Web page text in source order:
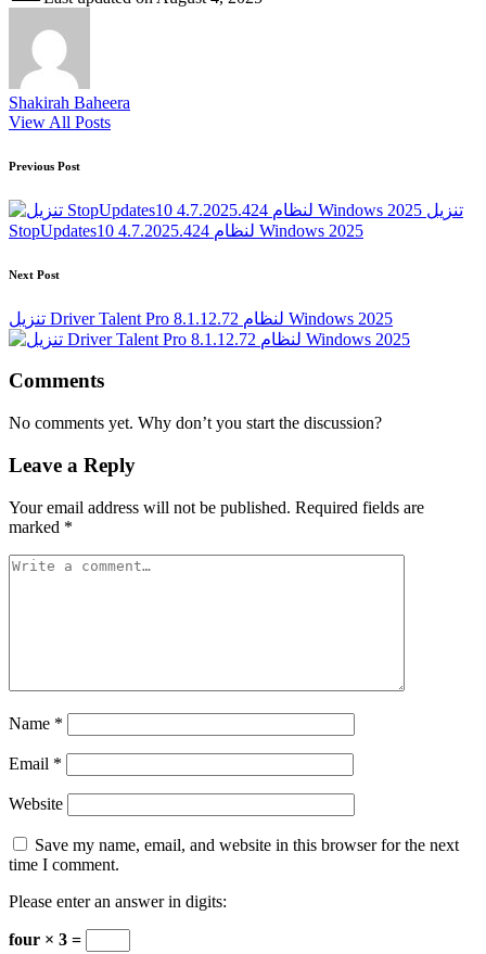
Shakirah Baheera
View All Posts
Post
navigation
Previous Post
تنزيل
StopUpdates10 4.7.2025.424 لنظام Windows 2025
Next Post
تنزيل Driver Talent Pro 8.1.12.72 لنظام Windows 2025
Comments
No comments yet. Why don’t you start the discussion?
Leave a Reply
Your email address will not be published. Required fields are
marked *
Name *
Email *
Website
Save my name, email, and website in this browser for the next
time I comment.
Please enter an answer in digits:
four × 3 =